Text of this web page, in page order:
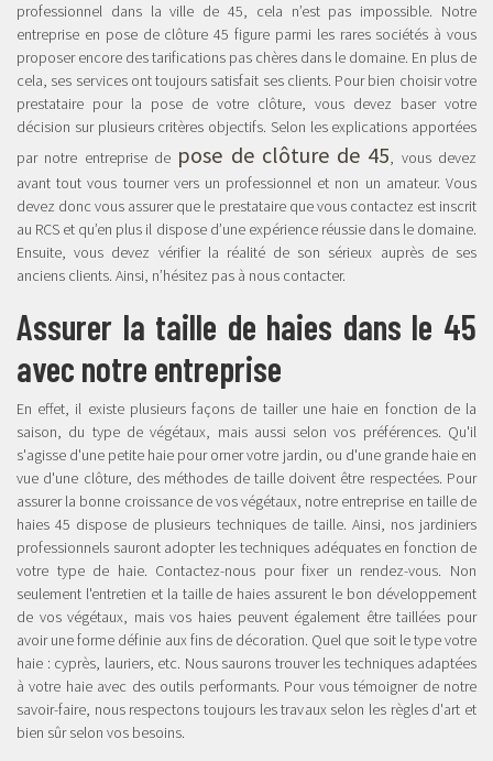
professionnel dans la ville de 45, cela n’est pas impossible. Notre
entreprise en pose de clôture 45 figure parmi les rares sociétés à vous
proposer encore des tarifications pas chères dans le domaine. En plus de
cela, ses services ont toujours satisfait ses clients. Pour bien choisir votre
prestataire pour la pose de votre clôture, vous devez baser votre
décision sur plusieurs critères objectifs. Selon les explications apportées
par notre entreprise de pose de clôture de 45, vous devez
avant tout vous tourner vers un professionnel et non un amateur. Vous
devez donc vous assurer que le prestataire que vous contactez est inscrit
au RCS et qu’en plus il dispose d’une expérience réussie dans le domaine.
Ensuite, vous devez vérifier la réalité de son sérieux auprès de ses
anciens clients. Ainsi, n’hésitez pas à nous contacter.
Assurer la taille de haies dans le 45
avec notre entreprise
En effet, il existe plusieurs façons de tailler une haie en fonction de la
saison, du type de végétaux, mais aussi selon vos préférences. Qu'il
s'agisse d'une petite haie pour orner votre jardin, ou d'une grande haie en
vue d'une clôture, des méthodes de taille doivent être respectées. Pour
assurer la bonne croissance de vos végétaux, notre entreprise en taille de
haies 45 dispose de plusieurs techniques de taille. Ainsi, nos jardiniers
professionnels sauront adopter les techniques adéquates en fonction de
votre type de haie. Contactez-nous pour fixer un rendez-vous. Non
seulement l'entretien et la taille de haies assurent le bon développement
de vos végétaux, mais vos haies peuvent également être taillées pour
avoir une forme définie aux fins de décoration. Quel que soit le type votre
haie : cyprès, lauriers, etc. Nous saurons trouver les techniques adaptées
à votre haie avec des outils performants. Pour vous témoigner de notre
savoir-faire, nous respectons toujours les travaux selon les règles d'art et
bien sûr selon vos besoins.